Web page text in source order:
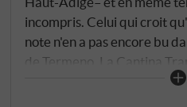
incompris. Celui qui croit
note n'en a pas encore bu
de Termeno. La Cantina
tout ce que le sol peut lui